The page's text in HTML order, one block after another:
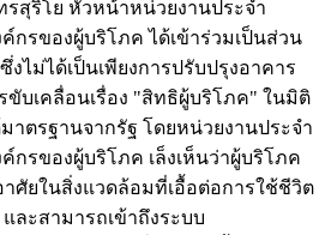
สุริโย หัวหน้าหน่วยงานประจำ
กรของผู้บริโภค ได้เข้าร่วมเป็นส่วน
ไม่ได้เป็นเพียงการปรับปรุงอาคาร
ขับเคลื่อนเรื่อง "สิทธิผู้บริโภค" ในมิติ
าตรฐานจากรัฐ โดยหน่วยงานประจำ
กรของผู้บริโภค เล็งเห็นว่าผู้บริโภค
ศัยในสิ่งแวดล้อมที่เอื้อต่อการใช้ชีวิต
ละสามารถเข้าถึงระบบ